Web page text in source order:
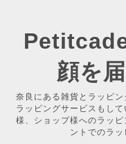
顔を
奈良にある雑貨とラッピ
ラッピングサービスもし
様、ショップ様へのラッ
ントでのラッ